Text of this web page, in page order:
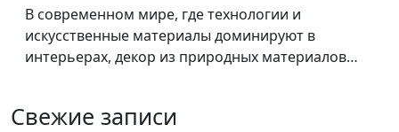
В современном мире, где технологии и
искусственные материалы доминируют в
интерьерах, декор из природных материалов…
Свежие записи